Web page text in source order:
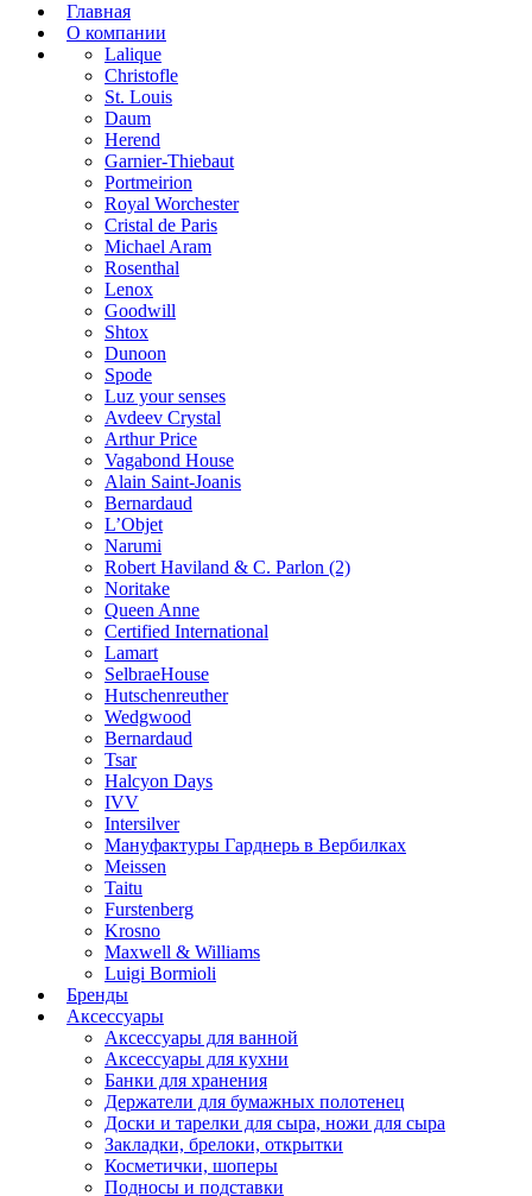
Главная
О компании
Lalique
Christofle
St. Louis
Daum
Herend
Garnier-Thiebaut
Portmeirion
Royal Worchester
Cristal de Paris
Michael Aram
Rosenthal
Lenox
Goodwill
Shtox
Dunoon
Spode
Luz your senses
Avdeev Crystal
Arthur Price
Vagabond House
Alain Saint-Joanis
Bernardaud
L’Objet
Narumi
Robert Haviland & C. Parlon (2)
Noritakе
Queen Anne
Certified International
Lamart
SelbraeHouse
Hutschenreuther
Wedgwood
Bernardaud
Tsar
Halcyon Days
IVV
Intersilver
Мануфактуры Гарднерь в Вербилках
Meissen
Taitu
Furstenberg
Krosno
Maxwell & Williams
Luigi Bormioli
Бренды
Аксессуары
Аксессуары для ванной
Аксессуары для кухни
Банки для хранения
Держатели для бумажных полотенец
Доски и тарелки для сыра, ножи для сыра
Закладки, брелоки, открытки
Косметички, шоперы
Подносы и подставки